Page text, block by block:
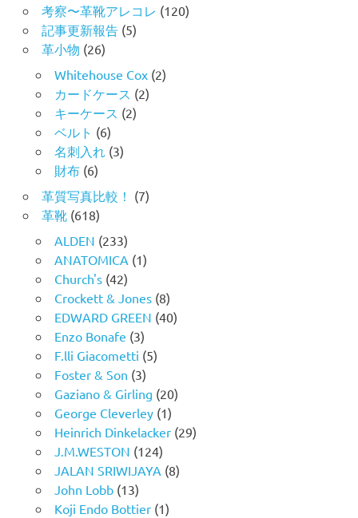
考察〜革靴アレコレ (120)
記事更新報告(5)
革小物 (26)
Whitehouse Cox(2)
カードケース (2)
キーケース (2)
ベルト (6)
名刺入れ (3)
財布(6)
革質写真比較！ (7)
革靴(618)
ALDEN (233)
ANATOMICA (1)
Church's(42)
Crockett & Jones(8)
EDWARD GREEN (40)
Enzo Bonafe (3)
F.lli Giacometti (5)
Foster & Son (3)
Gaziano & Girling (20)
George Cleverley(1)
Heinrich Dinkelacker(29)
J.M.WESTON (124)
JALAN SRIWIJAYA (8)
John Lobb(13)
Koji Endo Bottier(1)